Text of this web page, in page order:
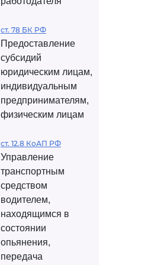
ст. 78 БК РФ
Предоставление
субсидий
юридическим лицам,
индивидуальным
предпринимателям,
физическим лицам
ст. 12.8 КоАП РФ
Управление
транспортным
средством
водителем,
находящимся в
состоянии
опьянения,
передача